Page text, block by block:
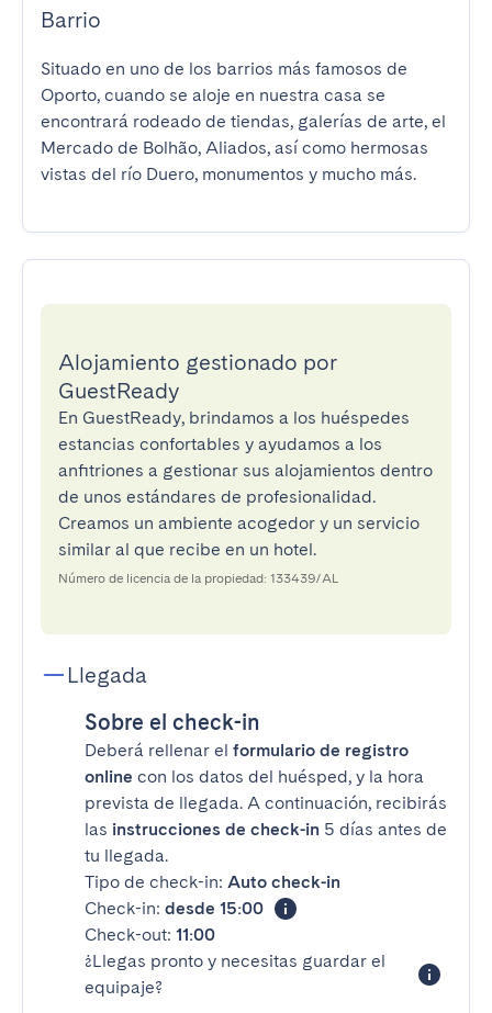
Barrio
Situado en uno de los barrios más famosos de
Oporto, cuando se aloje en nuestra casa se
encontrará rodeado de tiendas, galerías de arte, el
Mercado de Bolhão, Aliados, así como hermosas
vistas del río Duero, monumentos y mucho más.
Alojamiento gestionado por
GuestReady
En GuestReady, brindamos a los huéspedes
estancias confortables y ayudamos a los
anfitriones a gestionar sus alojamientos dentro
de unos estándares de profesionalidad.
Creamos un ambiente acogedor y un servicio
similar al que recibe en un hotel.
Número de licencia de la propiedad: 133439/AL
Llegada
Sobre el check-in
Deberá rellenar el formulario de registro
online con los datos del huésped, y la hora
prevista de llegada. A continuación, recibirás
las instrucciones de check-in 5 días antes de
tu llegada.
Tipo de check-in: Auto check-in
Check-in: desde 15:00
Check-out: 11:00
¿Llegas pronto y necesitas guardar el
equipaje?